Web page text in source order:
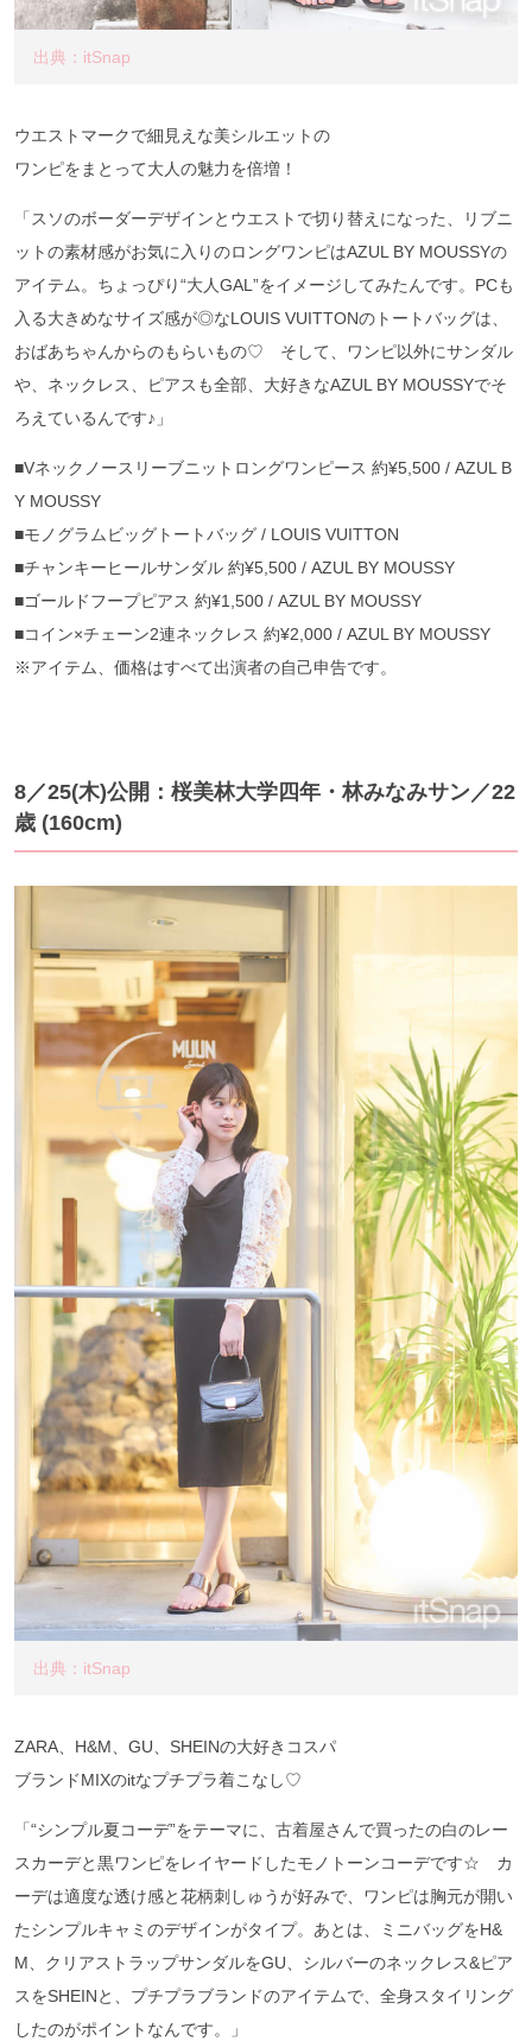
出典：itSnap
ウエストマークで細見えな美シルエットの
ワンピをまとって大人の魅力を倍増！
「スソのボーダーデザインとウエストで切り替えになった、リブニ
ットの素材感がお気に入りのロングワンピはAZUL BY MOUSSYの
アイテム。ちょっぴり“大人GAL”をイメージしてみたんです。PCも
入る大きめなサイズ感が◎なLOUIS VUITTONのトートバッグは、
おばあちゃんからのもらいもの♡ そして、ワンピ以外にサンダル
や、ネックレス、ピアスも全部、大好きなAZUL BY MOUSSYでそ
ろえているんです♪」
■Vネックノースリーブニットロングワンピース 約¥5,500 / AZUL B
Y MOUSSY
■モノグラムビッグトートバッグ / LOUIS VUITTON
■チャンキーヒールサンダル 約¥5,500 / AZUL BY MOUSSY
■ゴールドフープピアス 約¥1,500 / AZUL BY MOUSSY
■コイン×チェーン2連ネックレス 約¥2,000 / AZUL BY MOUSSY
※アイテム、価格はすべて出演者の自己申告です。
8／25(木)公開：桜美林大学四年・林みなみサン／22
歳 (160cm)
出典：itSnap
ZARA、H&M、GU、SHEINの大好きコスパ
ブランドMIXのitなプチプラ着こなし♡
「“シンプル夏コーデ”をテーマに、古着屋さんで買ったの白のレー
スカーデと黒ワンピをレイヤードしたモノトーンコーデです☆ カ
ーデは適度な透け感と花柄刺しゅうが好みで、ワンピは胸元が開い
たシンプルキャミのデザインがタイプ。あとは、ミニバッグをH&
M、クリアストラップサンダルをGU、シルバーのネックレス&ピア
スをSHEINと、プチプラブランドのアイテムで、全身スタイリング
したのがポイントなんです。」